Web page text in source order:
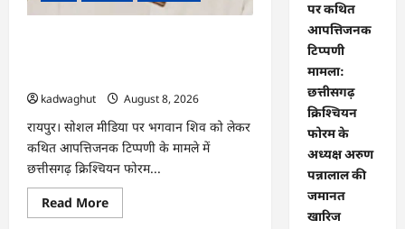
kadwaghut
August 8, 2026
रायपुर। सोशल मीडिया पर भगवान शिव को लेकर
कथित आपत्तिजनक टिप्पणी के मामले में
छत्तीसगढ़ क्रिश्चियन फोरम...
Read MoreRead
more
पर कथित
आपत्तिजनक
टिप्पणी
मामला:
छत्तीसगढ़
क्रिश्चियन
फोरम के
अध्यक्ष अरुण
पन्नालाल की
जमानत
खारिज